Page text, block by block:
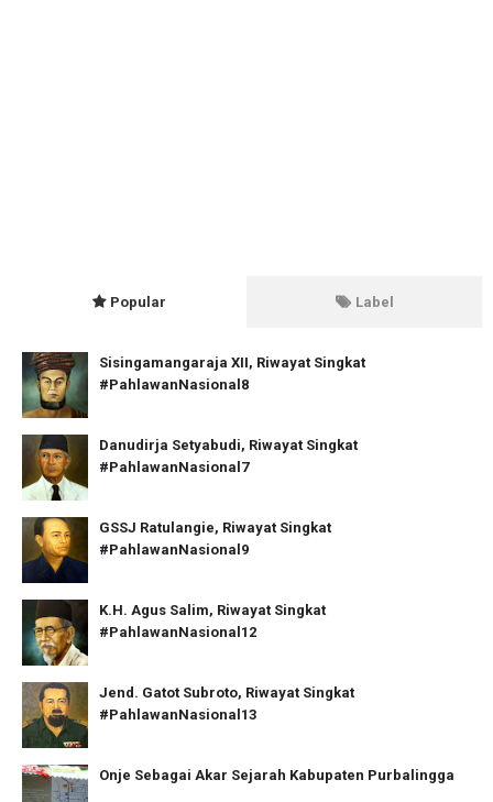
Popular Label
Sisingamangaraja XII, Riwayat Singkat
#PahlawanNasional8
Danudirja Setyabudi, Riwayat Singkat
#PahlawanNasional7
GSSJ Ratulangie, Riwayat Singkat
#PahlawanNasional9
K.H. Agus Salim, Riwayat Singkat
#PahlawanNasional12
Jend. Gatot Subroto, Riwayat Singkat
#PahlawanNasional13
Onje Sebagai Akar Sejarah Kabupaten Purbalingga